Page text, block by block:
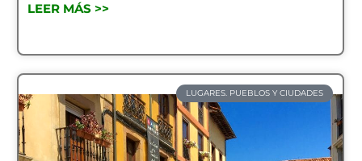
LEER MÁS >>
LUGARES. PUEBLOS Y CIUDADES